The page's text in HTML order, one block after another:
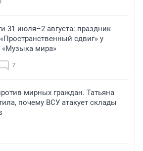
31 июля–2 августа: праздник
сдвиг» у
мира»
7
мирных граждан. Татьяна
почему ВСУ атакует склады